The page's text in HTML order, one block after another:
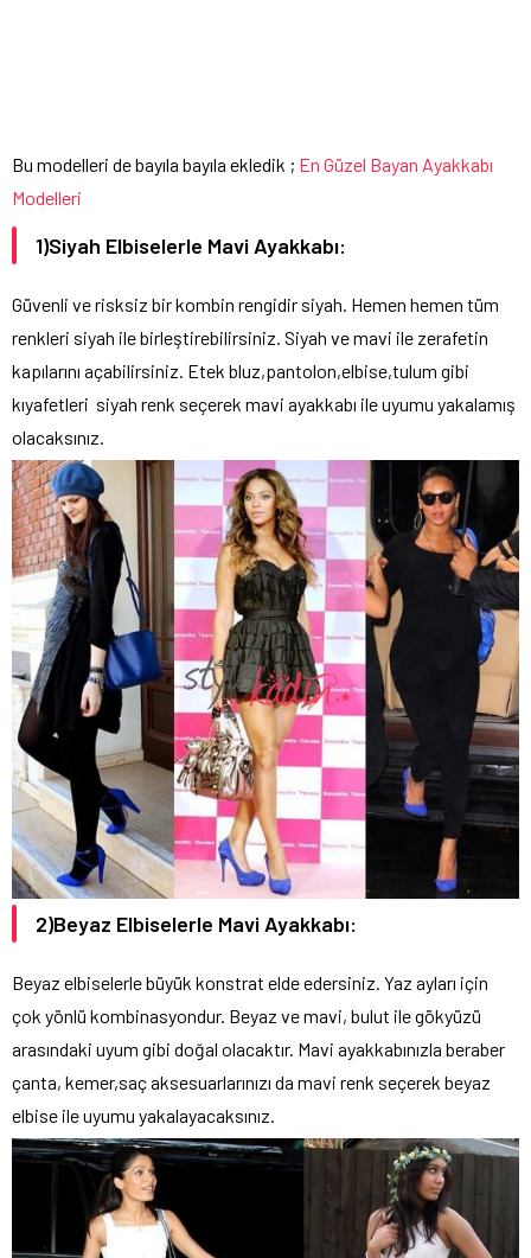
Bu modelleri de bayıla bayıla ekledik ; En Güzel Bayan Ayakkabı
Modelleri
1)Siyah Elbiselerle Mavi Ayakkabı:
Güvenli ve risksiz bir kombin rengidir siyah. Hemen hemen tüm
renkleri siyah ile birleştirebilirsiniz. Siyah ve mavi ile zerafetin
kapılarını açabilirsiniz. Etek bluz,pantolon,elbise,tulum gibi
kıyafetleri siyah renk seçerek mavi ayakkabı ile uyumu yakalamış
olacaksınız.
2)Beyaz Elbiselerle Mavi Ayakkabı:
Beyaz elbiselerle büyük konstrat elde edersiniz. Yaz ayları için
çok yönlü kombinasyondur. Beyaz ve mavi, bulut ile gökyüzü
arasındaki uyum gibi doğal olacaktır. Mavi ayakkabınızla beraber
çanta, kemer,saç aksesuarlarınızı da mavi renk seçerek beyaz
elbise ile uyumu yakalayacaksınız.